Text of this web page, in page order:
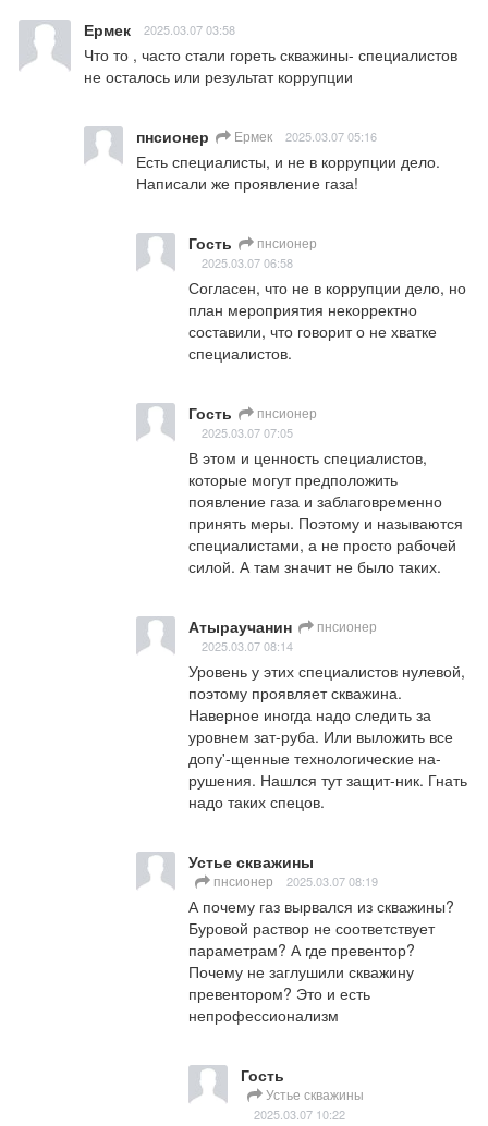
Ермек 2025.03.07 03:58
Что то , часто стали гореть скважины- специалистов
не осталось или результат коррупции
пнсионер Ермек 2025.03.07 05:16
Есть специалисты, и не в коррупции дело.
Написали же проявление газа!
Гость пнсионер
2025.03.07 06:58
Согласен, что не в коррупции дело, но
план мероприятия некорректно
составили, что говорит о не хватке
специалистов.
Гость пнсионер
2025.03.07 07:05
В этом и ценность специалистов,
которые могут предположить
появление газа и заблаговременно
принять меры. Поэтому и называются
специалистами, а не просто рабочей
силой. А там значит не было таких.
Атыраучанин пнсионер
2025.03.07 08:14
Уровень у этих специалистов нулевой,
поэтому проявляет скважина.
Наверное иногда надо следить за
уровнем зат-руба. Или выложить все
допу'-щенные технологические на-
рушения. Нашлся тут защит-ник. Гнать
надо таких спецов.
Устье скважины
пнсионер 2025.03.07 08:19
А почему газ вырвался из скважины?
Буровой раствор не соответствует
параметрам? А где превентор?
Почему не заглушили скважину
превентором? Это и есть
непрофессионализм
Гость
Устье скважины
2025.03.07 10:22